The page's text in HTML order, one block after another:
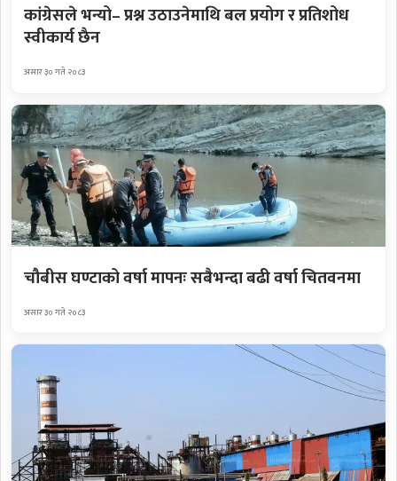
कांग्रेसले भन्यो– प्रश्न उठाउनेमाथि बल प्रयोग र प्रतिशोध
स्वीकार्य छैन
असार ३० गते २०८३
चौबीस घण्टाको वर्षा मापनः सबैभन्दा बढी वर्षा चितवनमा
असार ३० गते २०८३